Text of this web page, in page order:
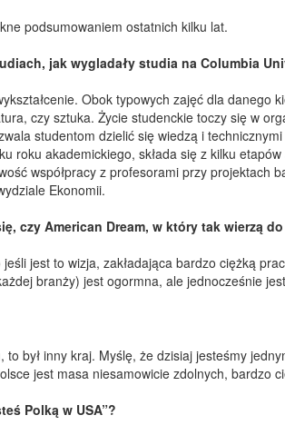
podsumowaniem ostatnich kilku lat.
jak wygladały studia na Columbia
Obok typowych zajęć dla danego
czy sztuka. Życie studenckie toczy się w
studentom dzielić się wiedzą i
roku akademickiego, składa się z kilku
współpracy z profesorami przy projektach
Ekonomii.
czy American Dream, w który tak wierzą
jest to wizja, zakładająca bardzo ciężką
branży) jest ogormna, ale jednocześnie
to był inny kraj. Myślę, że dzisiaj jesteśmy
jest masa niesamowicie zdolnych, bardzo
Polką w USA”?